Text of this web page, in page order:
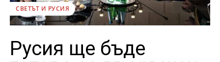
СВЕТЪТ И РУСИЯ
Русия ще бъде